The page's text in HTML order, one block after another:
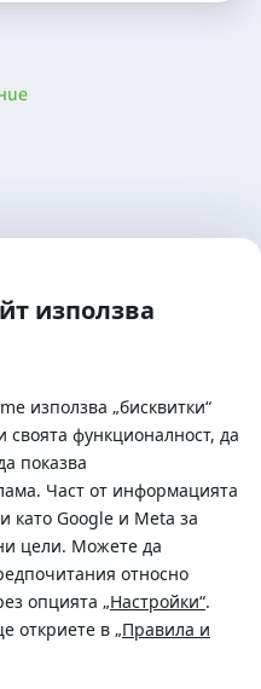
използва
използва „бисквитки“
своята функционалност, да
показва
Част от информацията
като Google и Meta за
цели. Можете да
относно
опцията „Настройки“.
откриете в „Правила и
No. 5, София 1036